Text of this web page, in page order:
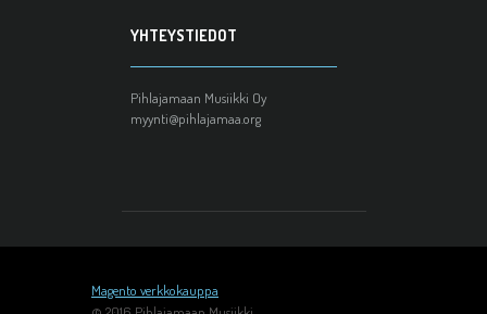
YHTEYSTIEDOT
Pihlajamaan Musiikki Oy
myynti@pihlajamaa.org
Magento verkkokauppa